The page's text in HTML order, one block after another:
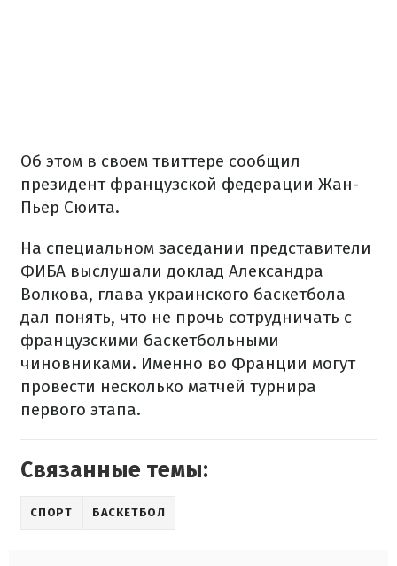
Об этом в своем твиттере сообщил
президент французской федерации Жан-
Пьер Сюита.
На специальном заседании представители
ФИБА выслушали доклад Александра
Волкова, глава украинского баскетбола
дал понять, что не прочь сотрудничать с
французскими баскетбольными
чиновниками. Именно во Франции могут
провести несколько матчей турнира
первого этапа.
Связанные темы:
СПОРТ БАСКЕТБОЛ